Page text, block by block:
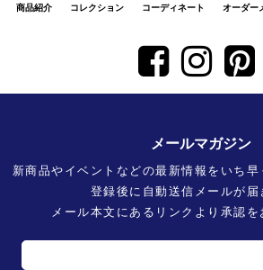
商品紹介 コレクション コーディネート オーダー
メールマガジン
新商品やイベントなどの最新情報をいち早
登録後に自動送信メールが届
メール本文にあるリンクより承認を